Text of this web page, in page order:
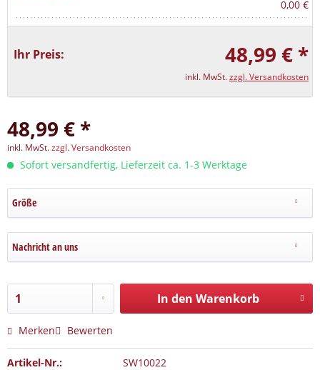
0,00 €
Ihr Preis: 48,99 € *
inkl. MwSt.zzgl. Versandkosten
48,99 € *
inkl. MwSt.zzgl. Versandkosten
Sofort versandfertig, Lieferzeit ca. 1-3 Werktage
Größe
Nachricht an uns
In den Warenkorb
Merken Bewerten
Artikel-Nr.: SW10022